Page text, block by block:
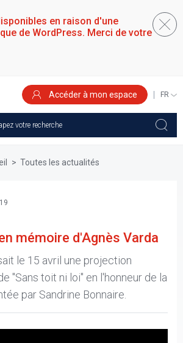
en raison d'une
de WordPress. Merci de votre
Accéder à mon espace
YOUR
Toutes les actualités
mémoire d'Agnès Varda
le 15 avril une projection
"Sans toit ni loi" en l'honneur de la
par Sandrine Bonnaire.